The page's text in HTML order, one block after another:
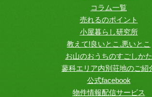
コラム一覧
売れるのポイント
小屋暮らし研究所
教えて!良いとこ.悪いとこ
お山のおうちのすごしかた
蓼科エリア内別荘地のご紹
公式facebook
物件情報配信サービス